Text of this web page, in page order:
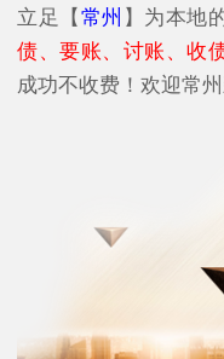
立足【 常州 】为本地
债、要账、讨账、收
成功不收费！欢迎常